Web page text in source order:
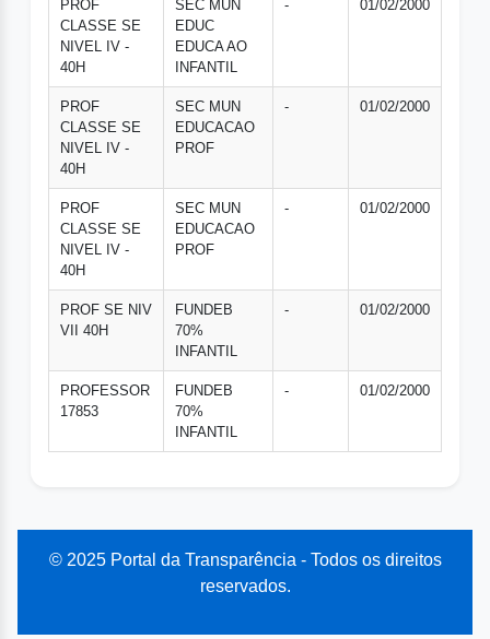
PROF
CLASSE SE
NIVEL IV -
40H
SEC MUN
EDUC
EDUCA AO
INFANTIL
- 01/02/2000
PROF
CLASSE SE
NIVEL IV -
40H
SEC MUN
EDUCACAO
PROF
- 01/02/2000
PROF
CLASSE SE
NIVEL IV -
40H
SEC MUN
EDUCACAO
PROF
- 01/02/2000
PROF SE NIV
VII 40H
FUNDEB
70%
INFANTIL
- 01/02/2000
PROFESSOR
17853
FUNDEB
70%
INFANTIL
- 01/02/2000
© 2025 Portal da Transparência - Todos os direitos
reservados.